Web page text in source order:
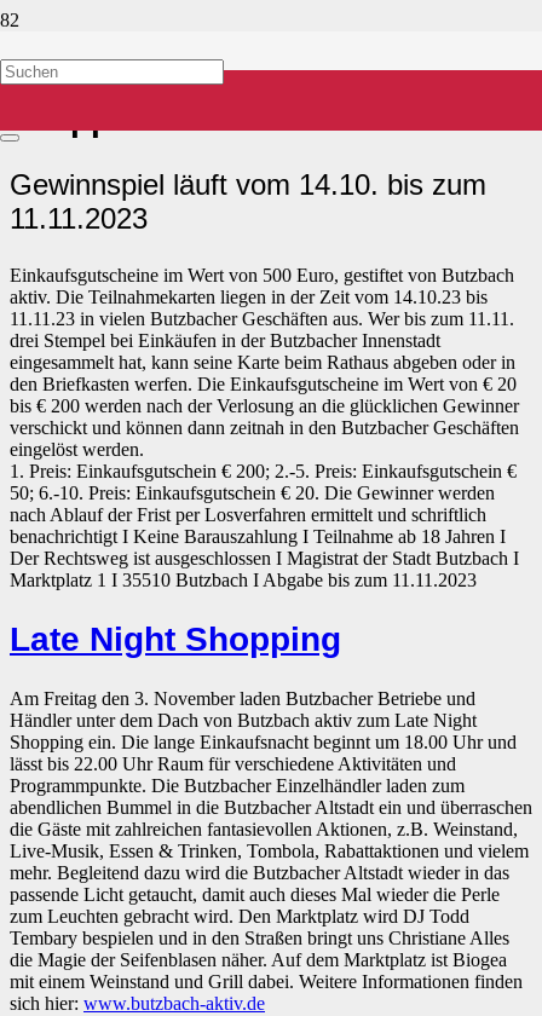
Zum 4. Mal heißt es: „Heimat
Gewinnspiel läuft vom 14.10. bis zum
11.11.2023
Einkaufsgutscheine im Wert von 500 Euro, gestiftet von Butzbach
aktiv. Die Teilnahmekarten liegen in der Zeit vom 14.10.23 bis
11.11.23 in vielen Butzbacher Geschäften aus. Wer bis zum 11.11.
drei Stempel bei Einkäufen in der Butzbacher Innenstadt
eingesammelt hat, kann seine Karte beim Rathaus abgeben oder in
den Briefkasten werfen. Die Einkaufsgutscheine im Wert von € 20
bis € 200 werden nach der Verlosung an die glücklichen Gewinner
verschickt und können dann zeitnah in den Butzbacher Geschäften
eingelöst werden.
1. Preis: Einkaufsgutschein € 200; 2.-5. Preis: Einkaufsgutschein €
50; 6.-10. Preis: Einkaufsgutschein € 20. Die Gewinner werden
nach Ablauf der Frist per Losverfahren ermittelt und schriftlich
benachrichtigt I Keine Barauszahlung I Teilnahme ab 18 Jahren I
Der Rechtsweg ist ausgeschlossen I Magistrat der Stadt Butzbach I
Marktplatz 1 I 35510 Butzbach I Abgabe bis zum 11.11.2023
Late Night Shopping
Am Freitag den 3. November laden Butzbacher Betriebe und
Händler unter dem Dach von Butzbach aktiv zum Late Night
Shopping ein. Die lange Einkaufsnacht beginnt um 18.00 Uhr und
lässt bis 22.00 Uhr Raum für verschiedene Aktivitäten und
Programmpunkte. Die Butzbacher Einzelhändler laden zum
abendlichen Bummel in die Butzbacher Altstadt ein und überraschen
die Gäste mit zahlreichen fantasievollen Aktionen, z.B. Weinstand,
Live-Musik, Essen & Trinken, Tombola, Rabattaktionen und vielem
mehr. Begleitend dazu wird die Butzbacher Altstadt wieder in das
passende Licht getaucht, damit auch dieses Mal wieder die Perle
zum Leuchten gebracht wird. Den Marktplatz wird DJ Todd
Tembary bespielen und in den Straßen bringt uns Christiane Alles
die Magie der Seifenblasen näher. Auf dem Marktplatz ist Biogea
mit einem Weinstand und Grill dabei. Weitere Informationen finden
sich hier: www.butzbach-aktiv.de